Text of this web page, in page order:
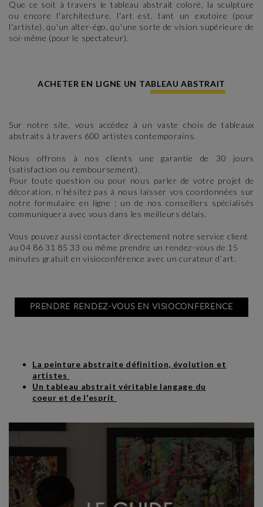
Que ce soit à travers le tableau abstrait coloré, la sculpture
ou encore l'architecture, l'art est, tant un exutoire (pour
l'artiste), qu'un alter-égo, qu'une sorte de vision supérieure de
soi-même (pour le spectateur).
ACHETER EN LIGNE UN TABLEAU ABSTRAIT
Sur notre site, vous accédez à un vaste choix de tableaux
abstraits à travers 600 artistes contemporains.
Nous offrons à nos clients une garantie de 30 jours
(satisfaction ou remboursement).
Pour toute question ou pour nous parler de votre projet de
décoration, n’hésitez pas à nous laisser vos coordonnées sur
notre formulaire en ligne ; un de nos conseillers spécialisés
communiquera avec vous dans les meilleurs délais.
Vous pouvez aussi contacter directement notre service client
au 04 86 31 85 33 ou même prendre un rendez-vous de 15
minutes gratuit en visioconférence avec un curateur d’art.
PRENDRE RENDEZ-VOUS EN VISIOCONFERENCE
La peinture abstraite définition, évolution et
artistes
Un tableau abstrait véritable langage du
coeur et de l'esprit